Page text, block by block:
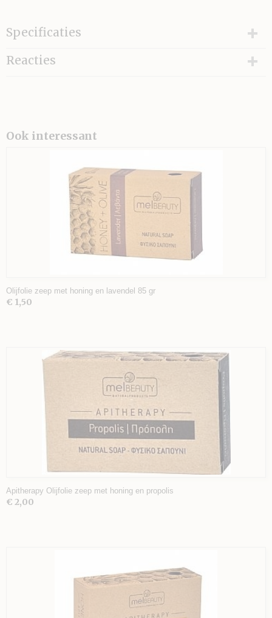
Specificaties
Bruto gewicht
100,00 g
Reacties
Ook interessant
Olijfolie zeep met honing en lavendel 85 gr
€ 1,50
Apitherapy Olijfolie zeep met honing en propolis
€ 2,00